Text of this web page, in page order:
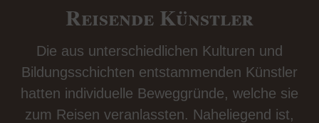
Reisende Künstler
Die aus unterschiedlichen Kulturen und
Bildungsschichten entstammenden Künstler
hatten individuelle Beweggründe, welche sie
zum Reisen veranlassten. Naheliegend ist,